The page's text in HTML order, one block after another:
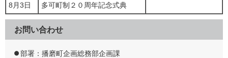
8月3日 多可町制２０周年記念式典
お問い合わせ
部署：播磨町企画総務部企画課